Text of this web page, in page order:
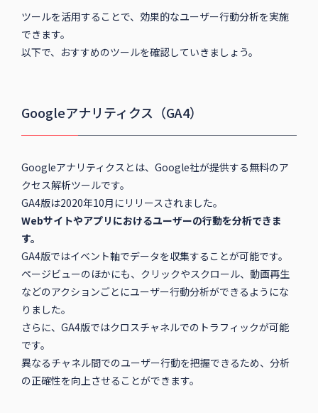
ツールを活用することで、効果的なユーザー行動分析を実施
できます。
以下で、おすすめのツールを確認していきましょう。
Googleアナリティクス（GA4）
Googleアナリティクスとは、Google社が提供する無料のア
クセス解析ツールです。
GA4版は2020年10月にリリースされました。
Webサイトやアプリにおけるユーザーの行動を分析できま
す。
GA4版ではイベント軸でデータを収集することが可能です。
ページビューのほかにも、クリックやスクロール、動画再生
などのアクションごとにユーザー行動分析ができるようにな
りました。
さらに、GA4版ではクロスチャネルでのトラフィックが可能
です。
異なるチャネル間でのユーザー行動を把握できるため、分析
の正確性を向上させることができます。